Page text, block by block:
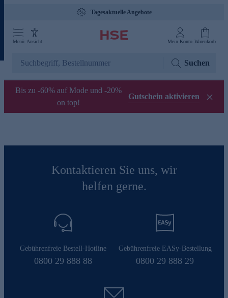
Tagesaktuelle Angebote
Menü Ansicht Mein Konto Warenkorb
Suchen
Bis zu -60% auf Mode und -20%
on top!
Gutschein aktivieren
Kontaktieren Sie uns, wir
helfen gerne.
Gebührenfreie Bestell-Hotline
0800 29 888 88
Gebührenfreie EASy-Bestellung
0800 29 888 29